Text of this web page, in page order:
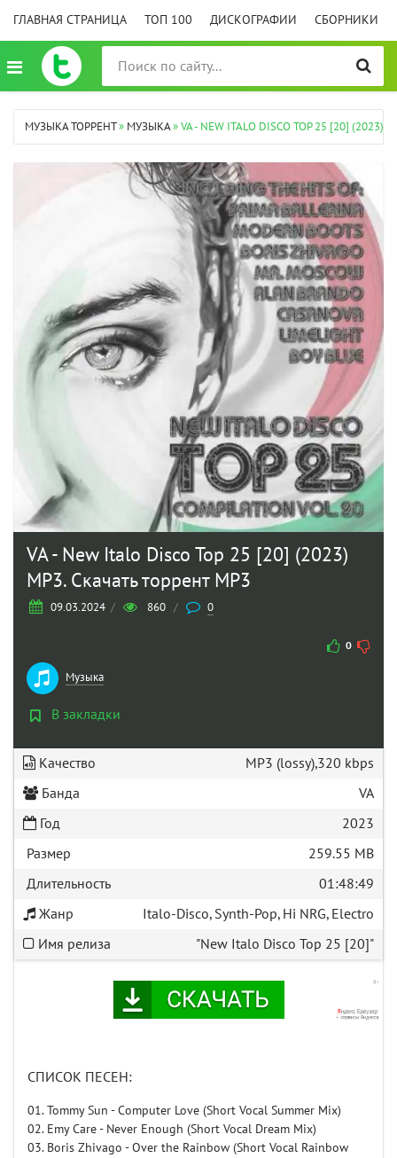
ГЛАВНАЯ СТРАНИЦА ТОП 100 ДИСКОГРАФИИ СБОРНИКИ
МУЗЫКА ТОРРЕНТ» МУЗЫКА» VA - NEW ITALO DISCO TOP 25 [20] (2023)
VA - New Italo Disco Top 25 [20] (2023)
MP3. Скачать торрент MP3
09.03.2024 / 860 / 0
0
Музыка
В закладки
Качество
MP3 (lossy),320 kbps
Банда
VA
Год
2023
Размер
259.55 MB
Длительность
01:48:49
Жанр
Italo-Disco, Synth-Pop, Hi NRG, Electro
Имя релиза
"New Italo Disco Top 25 [20]"
СПИСОК ПЕСЕН:
01. Tommy Sun - Computer Love (Short Vocal Summer Mix)
02. Emy Care - Never Enough (Short Vocal Dream Mix)
03. Boris Zhivago - Over the Rainbow (Short Vocal Rainbow